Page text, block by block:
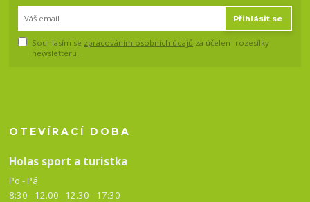
Přihlásit se
Souhlasím se zpracováním osobních údajů za účelem rozesílky
newsletteru.
OTEVÍRACÍ DOBA
Holas sport a turistka
Po - Pá
8:30 - 12.00 12.30 - 17:30